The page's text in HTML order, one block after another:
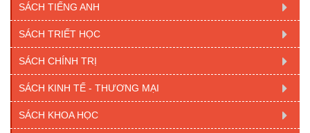
SÁCH TIẾNG ANH
SÁCH TRIẾT HỌC
SÁCH CHÍNH TRỊ
SÁCH KINH TẾ - THƯƠNG MẠI
SÁCH KHOA HỌC